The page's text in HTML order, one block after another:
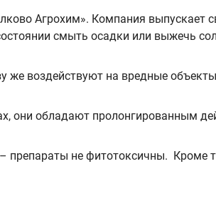
Агрохим». Компания
смыть осадки или выжечь
же воздействуют на вредные
они обладают пролонгированным
– препараты не фитотоксичны.